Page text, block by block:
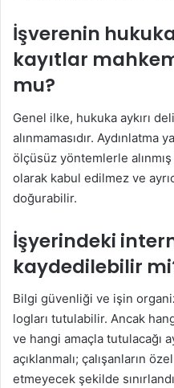
İşverenin
kayıtlar
mu?
Genel ilke, hukuka aykırı
alınmamasıdır. Aydınlatma
ölçüsüz yöntemlerle
olarak kabul edilmez ve
doğurabilir.
İşyerindeki
kaydedilebilir
Bilgi güvenliği ve işin
logları tutulabilir. Ancak
ve hangi amaçla tutulacağı
açıklanmalı; çalışanların
etmeyecek şekilde